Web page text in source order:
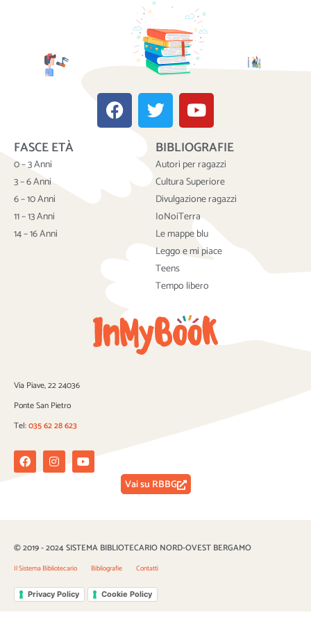
F
a
c
T
w
i
t
t
e
r
Y
o
u
t
u
b
e
FASCE ETÀ
0 – 3 Anni
3 – 6 Anni
6 – 10 Anni
11 – 13 Anni
14 – 16 Anni
BIBLIOGRAFIE
Autori per ragazzi
Cultura Superiore
Divulgazione ragazzi
IoNoiTerra
Le mappe blu
Leggo e mi piace
Teens
Tempo libero
Via Piave, 22 24036
Ponte San Pietro
Tel:035 62 28 623
FacebookInstagramYoutube
Vai su RBBG
© 2019 - 2024 SISTEMA BIBLIOTECARIO NORD-OVEST BERGAMO
Il Sistema Bibliotecario Bibliografie Contatti
Privacy Policy Cookie Policy